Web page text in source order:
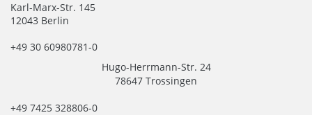
Karl-Marx-Str. 145
12043 Berlin
+49 30 60980781-0
Hugo-Herrmann-Str. 24
78647 Trossingen
+49 7425 328806-0